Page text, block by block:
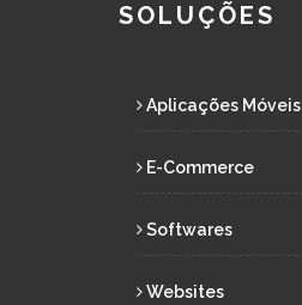
SOLUÇÕES
Aplicações Móveis
E-Commerce
Softwares
Websites